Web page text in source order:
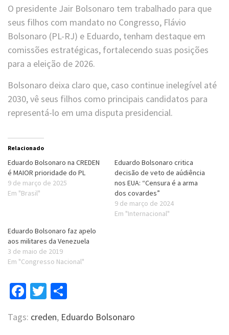
O presidente Jair Bolsonaro tem trabalhado para que
seus filhos com mandato no Congresso, Flávio
Bolsonaro (PL-RJ) e Eduardo, tenham destaque em
comissões estratégicas, fortalecendo suas posições
para a eleição de 2026.
Bolsonaro deixa claro que, caso continue inelegível até
2030, vê seus filhos como principais candidatos para
representá-lo em uma disputa presidencial.
Relacionado
Eduardo Bolsonaro na CREDEN
é MAIOR prioridade do PL
9 de março de 2025
Em "Brasil"
Eduardo Bolsonaro critica
decisão de veto de aúdiência
nos EUA: “Censura é a arma
dos covardes”
9 de março de 2024
Em "Internacional"
Eduardo Bolsonaro faz apelo
aos militares da Venezuela
3 de maio de 2019
Em "Congresso Nacional"
Facebook
Twitter
Tags: creden, Eduardo Bolsonaro